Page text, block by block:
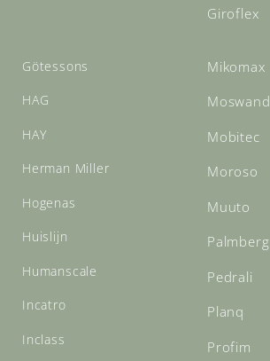
Giroflex
Götessons
HAG
HAY
Herman Miller
Hogenas
Huislijn
Humanscale
Incatro
Inclass
Mikomax
Moswand
Mobitec
Moroso
Muuto
Palmberg
Pedrali
Planq
Profim